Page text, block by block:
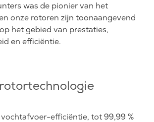
was de pionier van het
onze rotoren zijn toonaangevend
het gebied van prestaties,
en efficiëntie.
efficiëntie, tot 99,99 %